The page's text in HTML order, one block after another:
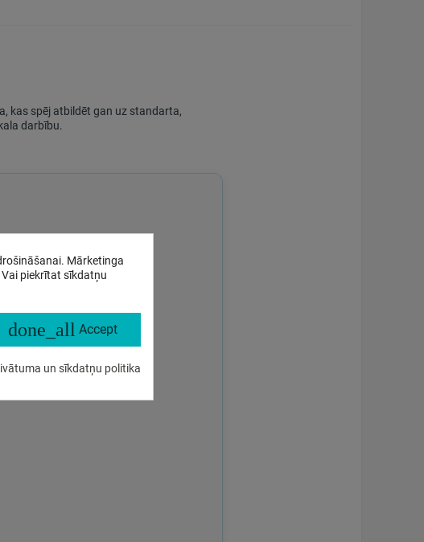
Mārketinga
piekrītat sīkdatņu
done_all Accept
un sīkdatņu politika
kas spēj atbildēt gan uz standarta,
darbību.